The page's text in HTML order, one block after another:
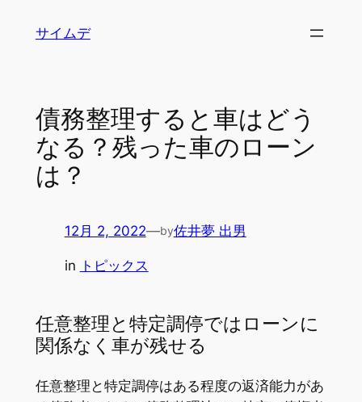
サイムデ
債務整理すると車はどう
なる？残った車のローン
は？
12月 2, 2022—by佐井夢 出男
in トピックス
任意整理と特定調停ではローンに
関係なく車が残せる
任意整理と特定調停はある程度の返済能力があ